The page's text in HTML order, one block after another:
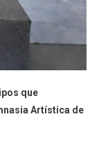
que
Artística de